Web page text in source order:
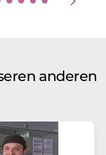
anderen